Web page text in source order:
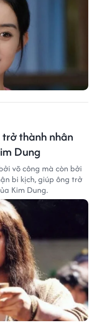
thành nhân
Dung
võ công mà còn bởi
bi kịch, giúp ông trở
Kim Dung.